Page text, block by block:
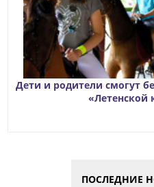
Дети и родители смогут
«Летенской
ПОСЛЕДНИЕ